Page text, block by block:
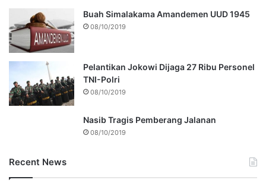
Buah Simalakama Amandemen UUD 1945
08/10/2019
Pelantikan Jokowi Dijaga 27 Ribu Personel
TNI-Polri
08/10/2019
Nasib Tragis Pemberang Jalanan
08/10/2019
Recent News